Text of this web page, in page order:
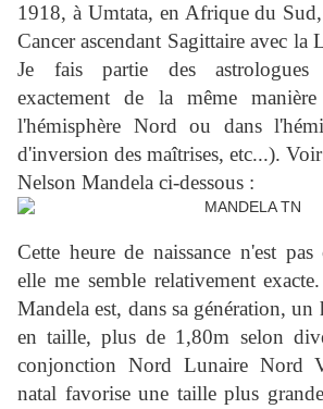
1918, à Umtata, en Afrique du
Cancer ascendant Sagittaire avec la
Je fais partie des astrologues
exactement de la même
l'hémisphère Nord ou dans
d'inversion des maîtrises, etc...). Voir
Nelson Mandela ci-dessous :
Cette heure de naissance n'est
elle me semble relativement
Mandela est, dans sa génération, un
en taille, plus de 1,80m selon
conjonction Nord Lunaire Nord
natal favorise une taille plus